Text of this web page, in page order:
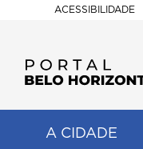
ACESSIBILIDADE
A CIDADE